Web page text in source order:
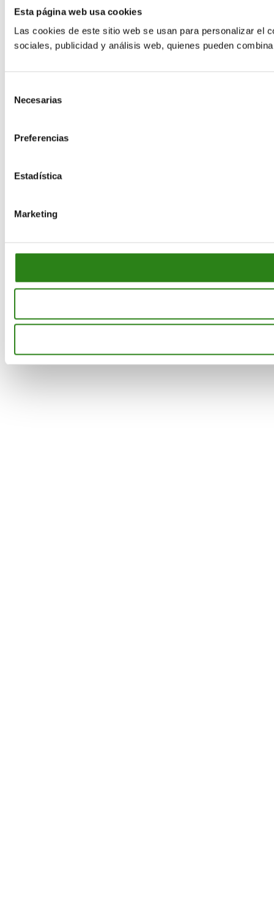
Esta página web usa cookies
Las cookies de este sitio web se usan para personalizar el
sociales, publicidad y análisis web, quienes pueden
Necesarias
Preferencias
Estadística
Marketing